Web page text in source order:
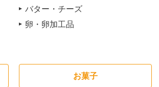
バター・チーズ
卵・卵加工品
お菓子